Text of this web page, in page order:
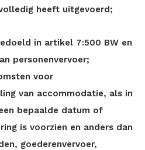
heeft uitgevoerd;
in artikel 7:500 BW en
personenvervoer;
voor
van accommodatie, als in
bepaalde datum of
is voorzien en anders dan
goederenvervoer,